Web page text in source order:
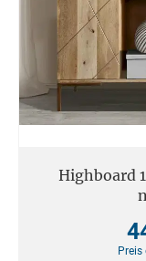
Highboard